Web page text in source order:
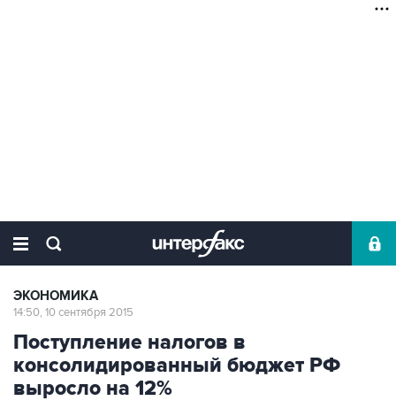
ЭКОНОМИКА
14:50, 10 сентября 2015
Поступление налогов в
консолидированный бюджет РФ
выросло на 12%